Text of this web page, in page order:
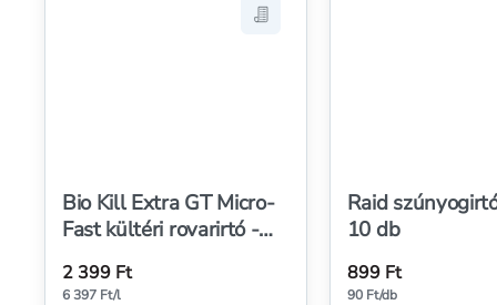
Bio Kill Extra GT Micro-
Fast kültéri rovarirtó -
Mentés a bevásárló listára,
2 399 Ft
6 397 Ft/l
Raid
10 db
899 Ft
90 Ft/db